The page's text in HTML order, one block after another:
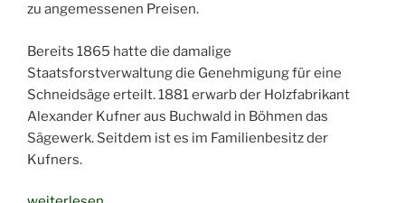
zu angemessenen Preisen.
Bereits 1865 hatte die damalige
Staatsforstverwaltung die Genehmigung für eine
Schneidsäge erteilt. 1881 erwarb der Holzfabrikant
Alexander Kufner aus Buchwald in Böhmen das
Sägewerk. Seitdem ist es im Familienbesitz der
Kufners.